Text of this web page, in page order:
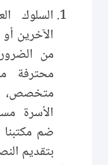
السلوك
الآخرين
من
محترفة
الأسرة
ضم
بتقديم